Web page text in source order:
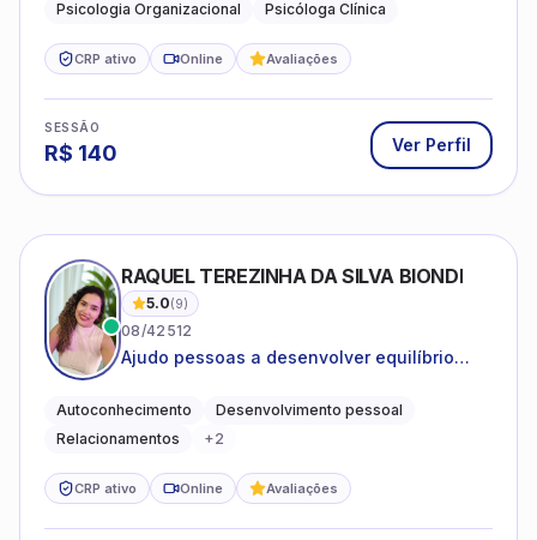
Psicologia Organizacional
Psicóloga Clínica
CRP ativo Online Avaliações
SESSÃO
R$ 140 Ver Perfil
RAQUEL TEREZINHA DA SILVA BIONDI
5.0(9)
08/42512
Ajudo pessoas a desenvolver equilíbrio
Autoconhecimento
Desenvolvimento pessoal
Relacionamentos
+2
CRP ativo Online Avaliações